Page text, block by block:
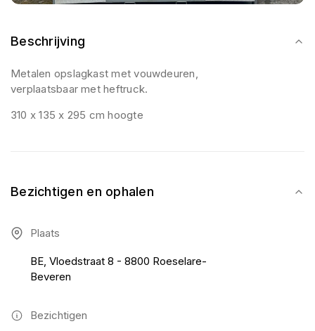
Beschrijving
Metalen opslagkast met vouwdeuren,
verplaatsbaar met heftruck.
310 x 135 x 295 cm hoogte
Bezichtigen en ophalen
Plaats
BE, Vloedstraat 8 - 8800 Roeselare-
Beveren
Bezichtigen